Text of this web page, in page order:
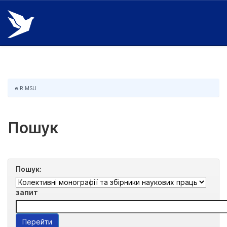
Skip
navigation
eIR MSU
Пошук
Пошук:
запит